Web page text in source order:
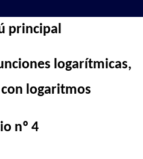
principal
logarítmicas,
logaritmos
nº 4